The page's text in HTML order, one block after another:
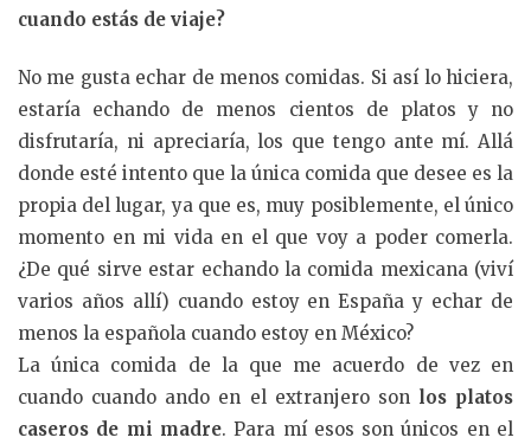
cuando estás de viaje?
No me gusta echar de menos comidas. Si así lo hiciera,
estaría echando de menos cientos de platos y no
disfrutaría, ni apreciaría, los que tengo ante mí. Allá
donde esté intento que la única comida que desee es la
propia del lugar, ya que es, muy posiblemente, el único
momento en mi vida en el que voy a poder comerla.
¿De qué sirve estar echando la comida mexicana (viví
varios años allí) cuando estoy en España y echar de
menos la española cuando estoy en México?
La única comida de la que me acuerdo de vez en
cuando cuando ando en el extranjero son los platos
caseros de mi madre. Para mí esos son únicos en el